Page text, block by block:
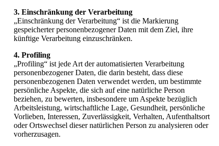
3. Einschränkung der Verarbeitung
„Einschränkung der Verarbeitung“ ist die Markierung
gespeicherter personenbezogener Daten mit dem Ziel, ihre
künftige Verarbeitung einzuschränken.
4. Profiling
„Profiling“ ist jede Art der automatisierten Verarbeitung
personenbezogener Daten, die darin besteht, dass diese
personenbezogenen Daten verwendet werden, um bestimmte
persönliche Aspekte, die sich auf eine natürliche Person
beziehen, zu bewerten, insbesondere um Aspekte bezüglich
Arbeitsleistung, wirtschaftliche Lage, Gesundheit, persönliche
Vorlieben, Interessen, Zuverlässigkeit, Verhalten, Aufenthaltsort
oder Ortswechsel dieser natürlichen Person zu analysieren oder
vorherzusagen.